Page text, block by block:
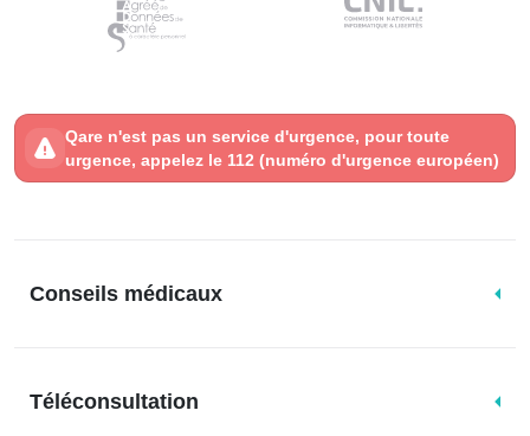
Qare n'est pas un service d'urgence, pour toute
urgence, appelez le 112 (numéro d'urgence européen)
Conseils médicaux
Téléconsultation